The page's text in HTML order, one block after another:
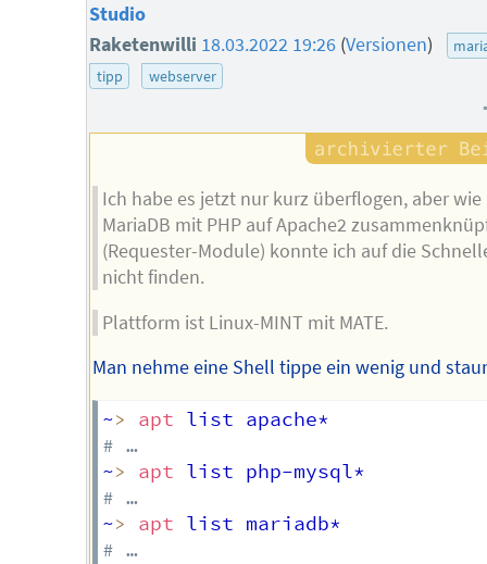
Studio
Raketenwilli 18.03.2022 19:26 (Versionen)
tipp
webserver
Ich habe es jetzt nur kurz überflogen, aber wie
MariaDB mit PHP auf Apache2
(Requester-Module) konnte ich auf die
nicht finden.
Plattform ist Linux-MINT mit MATE.
Man nehme eine Shell tippe ein wenig und
~> apt
# …
~> apt
# …
~> apt
# …